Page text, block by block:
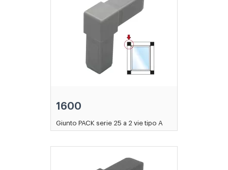
1600
Giunto PACK serie 25 a 2 vie tipo A